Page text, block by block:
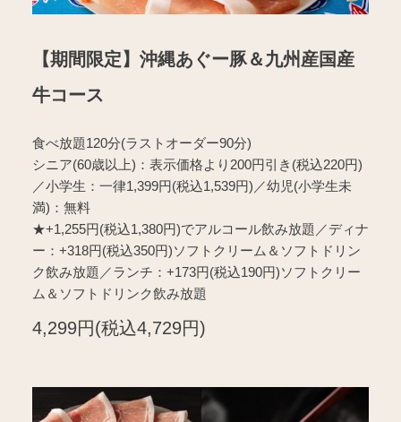
【期間限定】沖縄あぐー豚＆九州産国産
牛コース
食べ放題120分(ラストオーダー90分)
シニア(60歳以上)：表示価格より200円引き(税込220円)
／小学生：一律1,399円(税込1,539円)／幼児(小学生未
満)：無料
★+1,255円(税込1,380円)でアルコール飲み放題／ディナ
ー：+318円(税込350円)ソフトクリーム＆ソフトドリン
ク飲み放題／ランチ：+173円(税込190円)ソフトクリー
ム＆ソフトドリンク飲み放題
4,299円(税込4,729円)